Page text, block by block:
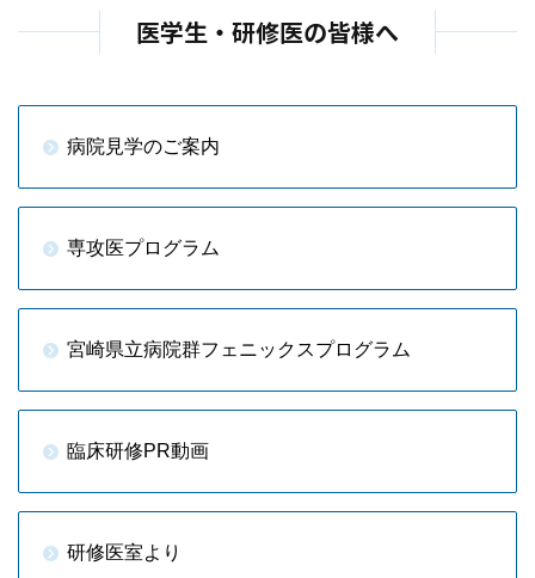
医学生・研修医の皆様へ
病院見学のご案内
専攻医プログラム
宮崎県立病院群フェニックスプログラム
臨床研修PR動画
研修医室より